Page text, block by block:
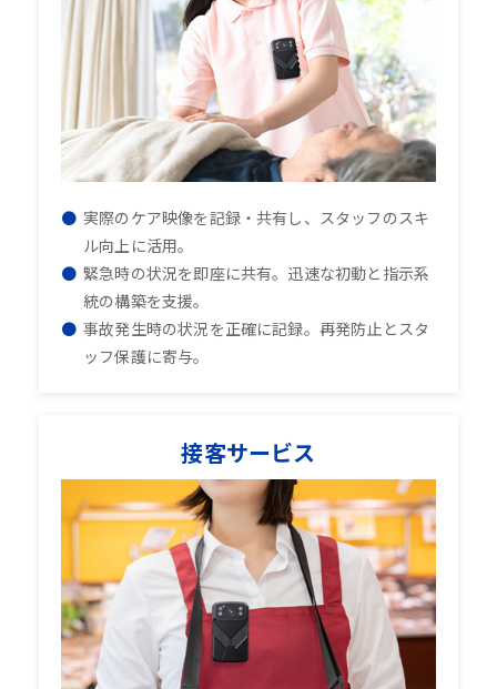
実際のケア映像を記録・共有し、スタッフのスキ
ル向上に活用。
緊急時の状況を即座に共有。迅速な初動と指示系
統の構築を支援。
事故発生時の状況を正確に記録。再発防止とスタ
ッフ保護に寄与。
接客サービス